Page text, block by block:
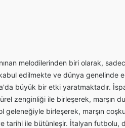
kültürel bağlamında yorumlayarak, futbolseverlerin duygularına hitap eder. Bu durum, marşın yalnızca spor etkinliklerinde değil, aynı zamanda uluslararası arenada da bir
heyecanını artırmaktadır. Marşın melodisi ve sözleri, dinleyicilere sadece bir spor etkinliği değil, aynı zamanda bir
İspanyolca konuşan futbolseverler, marşı dinlerken hem kendi kültürel kimliklerini hisseder hem de Avrupa
kılmaktadır. Fransız taraftarlar, marşı duyduklarında kendi takımlarını desteklerken, aynı zamanda uluslararası
da canlanır. Bu durum, marşın sadece bir müzik parçası olmadığını, aynı zamanda bir toplumsal olgu olarak
daha da yoğunlaştırmaktadır. İtalyan taraftarlar, marşı kendi kültürel mirasları ile birlikte seslendirdiklerinde, bu durum